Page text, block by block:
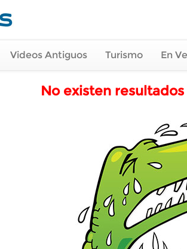
Videos Antiguos Turismo En
No existen